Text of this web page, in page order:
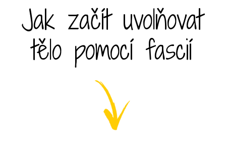
Jak začít uvolňovat
tělo pomocí fascií